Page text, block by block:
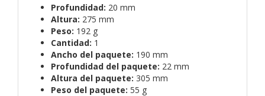
Profundidad: 20 mm
Altura: 275 mm
Peso: 192 g
Cantidad: 1
Ancho del paquete: 190 mm
Profundidad del paquete: 22 mm
Altura del paquete: 305 mm
Peso del paquete: 55 g